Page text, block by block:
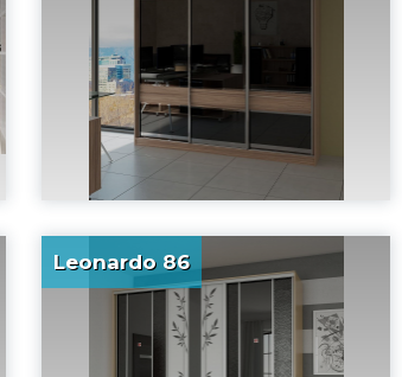
Leonardo 86